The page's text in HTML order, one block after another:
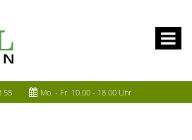
58 Mo. - Fr. 10.00 - 18.00 Uhr